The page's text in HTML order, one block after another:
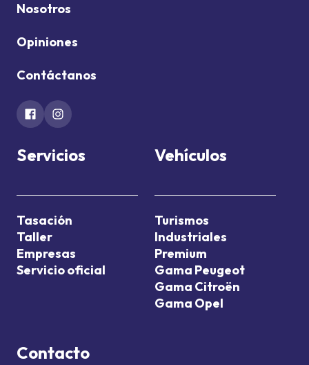
Nosotros
Opiniones
Contáctanos
Servicios
Tasación
Taller
Empresas
Servicio oficial
Vehículos
Turismos
Industriales
Premium
Gama Peugeot
Gama Citroën
Gama Opel
Contacto